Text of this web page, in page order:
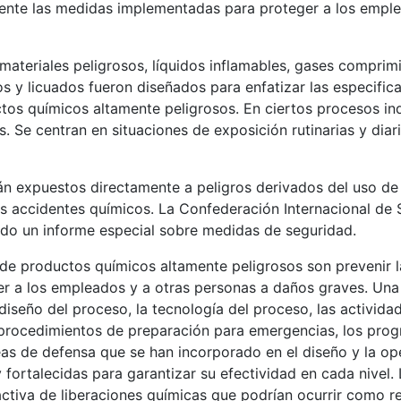
las medidas implementadas para proteger a los
peligrosos, líquidos inflamables, gases
y licuados fueron diseñados para enfatizar las
químicos altamente peligrosos. En ciertos procesos
Se centran en situaciones de exposición rutinarias y
expuestos directamente a peligros derivados del uso
químicos. La Confederación Internacional de
un informe especial sobre medidas de seguridad.
productos químicos altamente peligrosos son
a los empleados y a otras personas a daños graves.
del proceso, la tecnología del proceso, las
de preparación para emergencias, los
de defensa que se han incorporado en el diseño y la
para garantizar su efectividad en cada
de liberaciones químicas que podrían ocurrir como